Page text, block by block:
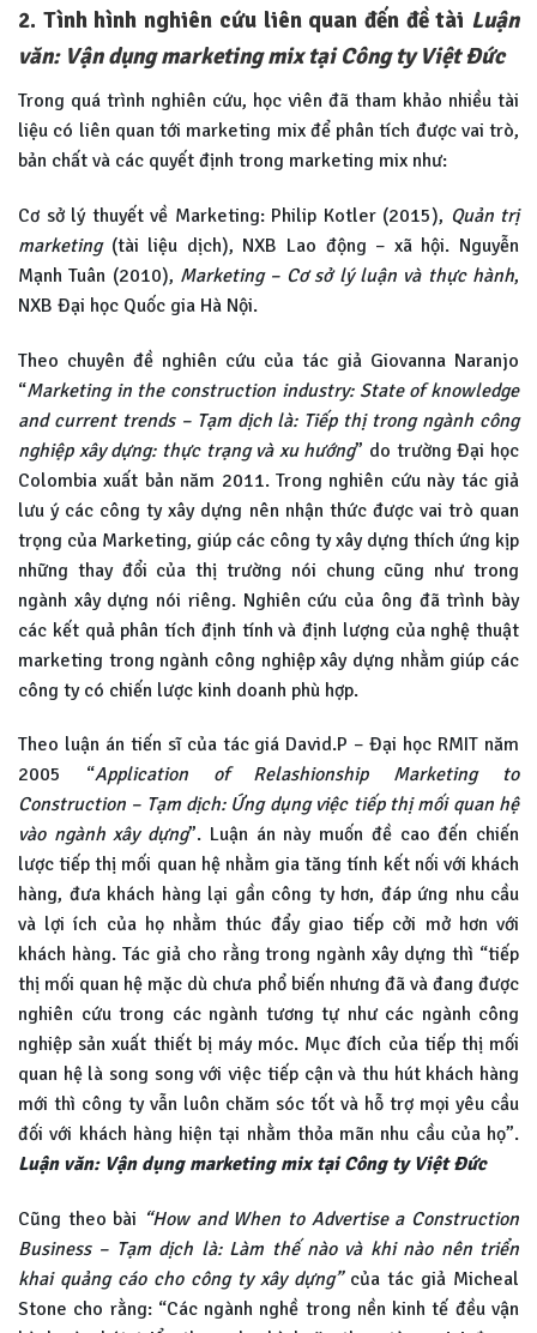
2. Tình hình nghiên cứu liên quan đến đề tài Luận
văn: Vận dụng marketing mix tại Công ty Việt Đức
Trong quá trình nghiên cứu, học viên đã tham khảo nhiều tài
liệu có liên quan tới marketing mix để phân tích được vai trò,
bản chất và các quyết định trong marketing mix như:
Cơ sở lý thuyết về Marketing: Philip Kotler (2015), Quản trị
marketing(tài liệu dịch), NXB Lao động – xã hội. Nguyễn
Mạnh Tuân (2010), Marketing – Cơ sở lý luận và thực hành,
NXB Đại học Quốc gia Hà Nội.
Theo chuyên đề nghiên cứu của tác giả Giovanna Naranjo
“Marketing in the construction industry: State of knowledge
and current trends – Tạm dịch là: Tiếp thị trong ngành công
nghiệp xây dựng: thực trạng và xu hướng” do trường Đại học
Colombia xuất bản năm 2011. Trong nghiên cứu này tác giả
lưu ý các công ty xây dựng nên nhận thức được vai trò quan
trọng của Marketing, giúp các công ty xây dựng thích ứng kịp
những thay đổi của thị trường nói chung cũng như trong
ngành xây dựng nói riêng. Nghiên cứu của ông đã trình bày
các kết quả phân tích định tính và định lượng của nghệ thuật
marketing trong ngành công nghiệp xây dựng nhằm giúp các
công ty có chiến lược kinh doanh phù hợp.
Theo luận án tiến sĩ của tác giá David.P – Đại học RMIT năm
2005 “Application of Relashionship Marketing to
Construction – Tạm dịch: Ứng dụng việc tiếp thị mối quan hệ
vào ngành xây dựng”. Luận án này muốn đề cao đến chiến
lược tiếp thị mối quan hệ nhằm gia tăng tính kết nối với khách
hàng, đưa khách hàng lại gần công ty hơn, đáp ứng nhu cầu
và lợi ích của họ nhằm thúc đẩy giao tiếp cởi mở hơn với
khách hàng. Tác giả cho rằng trong ngành xây dựng thì “tiếp
thị mối quan hệ mặc dù chưa phổ biến nhưng đã và đang được
nghiên cứu trong các ngành tương tự như các ngành công
nghiệp sản xuất thiết bị máy móc. Mục đích của tiếp thị mối
quan hệ là song song với việc tiếp cận và thu hút khách hàng
mới thì công ty vẫn luôn chăm sóc tốt và hỗ trợ mọi yêu cầu
đối với khách hàng hiện tại nhằm thỏa mãn nhu cầu của họ”.
Luận văn: Vận dụng marketing mix tại Công ty Việt Đức
Cũng theo bài “How and When to Advertise a Construction
Business – Tạm dịch là: Làm thế nào và khi nào nên triển
khai quảng cáo cho công ty xây dựng”của tác giả Micheal
Stone cho rằng: “Các ngành nghề trong nền kinh tế đều vận